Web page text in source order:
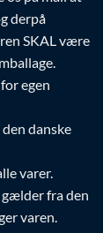
derpå
SKAL være
egen
danske
varer.
fra den
varen.